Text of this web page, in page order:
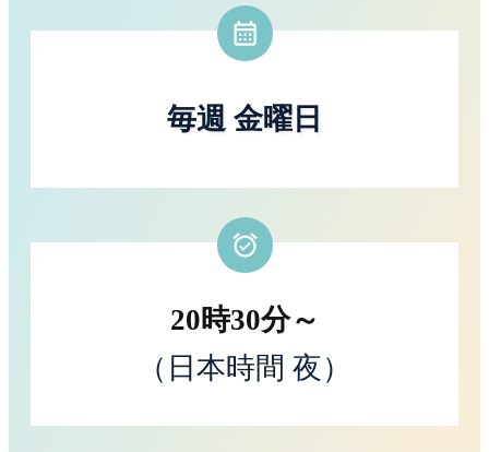
毎週 金曜日
20時30分～
（日本時間 夜）